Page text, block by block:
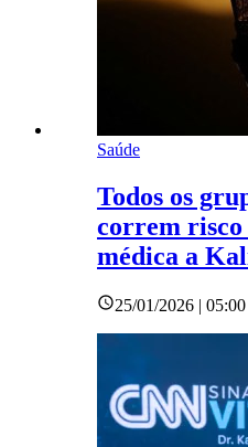
Saúde
Todos os
correm risco
médica a
25/01/2026 | 05:00